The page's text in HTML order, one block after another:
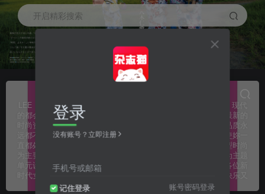
开启精彩搜索
LEE（リー）女性时尚生活杂志，现代都会女性的新生活标准，现代
的都会女性们由于平日的工作压力，实在是很难有时间去吸收最新的
时尚资讯，因此本志将能够满足各位的求知欲望，让妳的生活品质永
远都不会退流行，甚至可以缔造出最优质最时尚的生活风格，使妳一
直都处在流行的最尖端。本志就是以创造出美好生活风格与造型时尚
为主要的目标，常常会以时尚、居家生活、兴趣、料理等等做为主题
单元设计，提供现今最热门且最有用的资讯，同时也将可帮助各位新
时代女性们的生活变得更加多彩丰富而多元，每一天都过得既快乐又
登录
没有账号？立即注册
手机号或邮箱
记住登录 账号密码登录